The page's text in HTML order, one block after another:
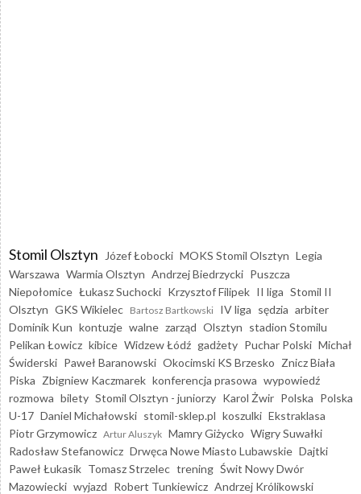
Stomil Olsztyn Józef Łobocki MOKS Stomil Olsztyn Legia
Warszawa Warmia Olsztyn Andrzej Biedrzycki Puszcza
Niepołomice Łukasz Suchocki Krzysztof Filipek II liga Stomil II
Olsztyn GKS Wikielec Bartosz Bartkowski IV liga sędzia arbiter
Dominik Kun kontuzje walne zarząd Olsztyn stadion Stomilu
Pelikan Łowicz kibice Widzew Łódź gadżety Puchar Polski Michał
Świderski Paweł Baranowski Okocimski KS Brzesko Znicz Biała
Piska Zbigniew Kaczmarek konferencja prasowa wypowiedź
rozmowa bilety Stomil Olsztyn - juniorzy Karol Żwir Polska Polska
U-17 Daniel Michałowski stomil-sklep.pl koszulki Ekstraklasa
Piotr Grzymowicz Artur Aluszyk Mamry Giżycko Wigry Suwałki
Radosław Stefanowicz Drwęca Nowe Miasto Lubawskie Dajtki
Paweł Łukasik Tomasz Strzelec trening Świt Nowy Dwór
Mazowiecki wyjazd Robert Tunkiewicz Andrzej Królikowski